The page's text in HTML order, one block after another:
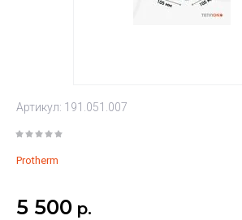
Артикул: 191.051.007
Protherm
5 500 р.